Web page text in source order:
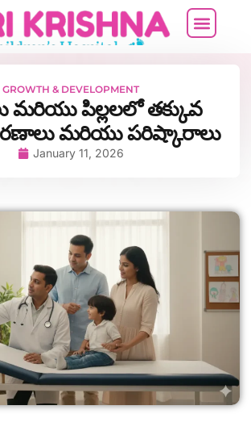
GROWTH & DEVELOPMENT
మరియు పిల్లలలో తక్కువ
మరియు పరిష్కారాలు
January 11, 2026